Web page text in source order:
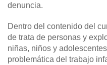
denuncia.
Dentro del contenido del
de trata de personas y
niñas, niños y
problemática del trabajo